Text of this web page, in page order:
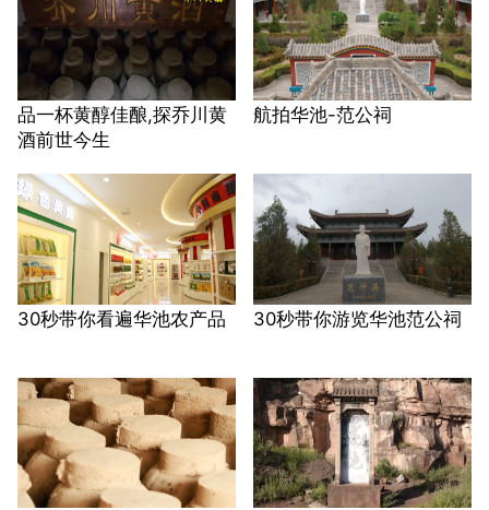
品一杯黄醇佳酿,探乔川黄
酒前世今生
航拍华池-范公祠
30秒带你看遍华池农产品 30秒带你游览华池范公祠